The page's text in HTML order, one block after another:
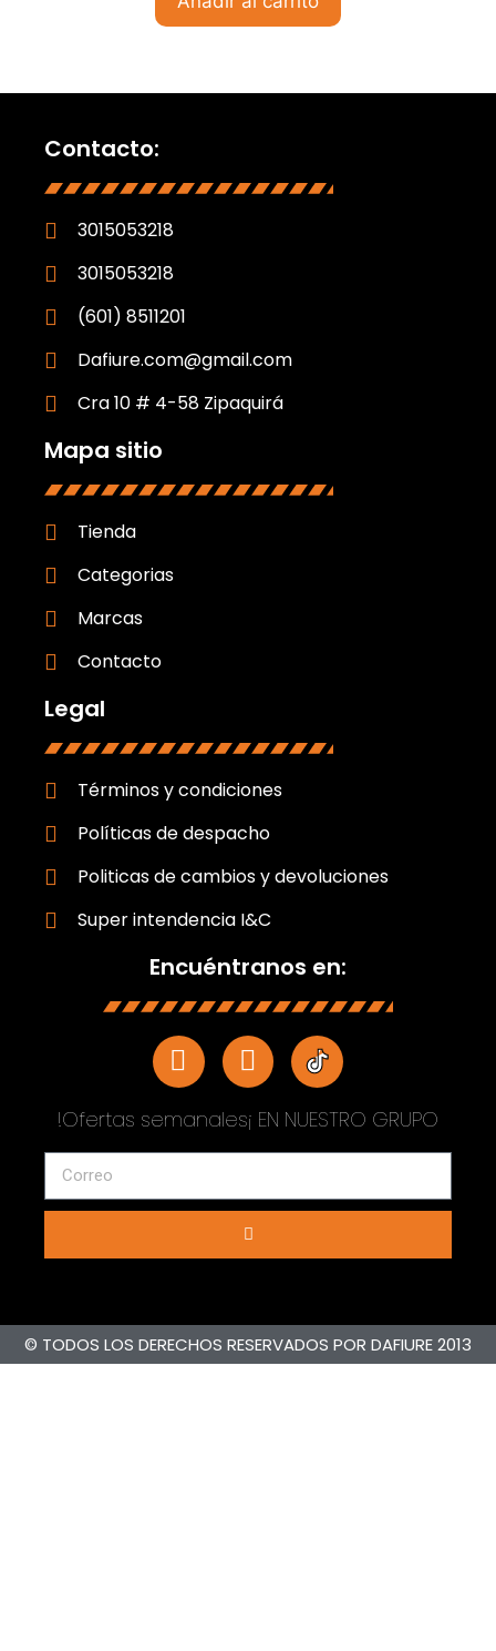
Contacto:
3015053218
3015053218
(601) 8511201
Dafiure.com@gmail.com
Cra 10 # 4-58 Zipaquirá
Mapa sitio
Tienda
Categorias
Marcas
Contacto
Legal
Términos y condiciones
Políticas de despacho
Politicas de cambios y devoluciones
Super intendencia I&C
Encuéntranos en:
!Ofertas semanales¡ EN NUESTRO GRUPO
© TODOS LOS DERECHOS RESERVADOS POR DAFIURE 2013